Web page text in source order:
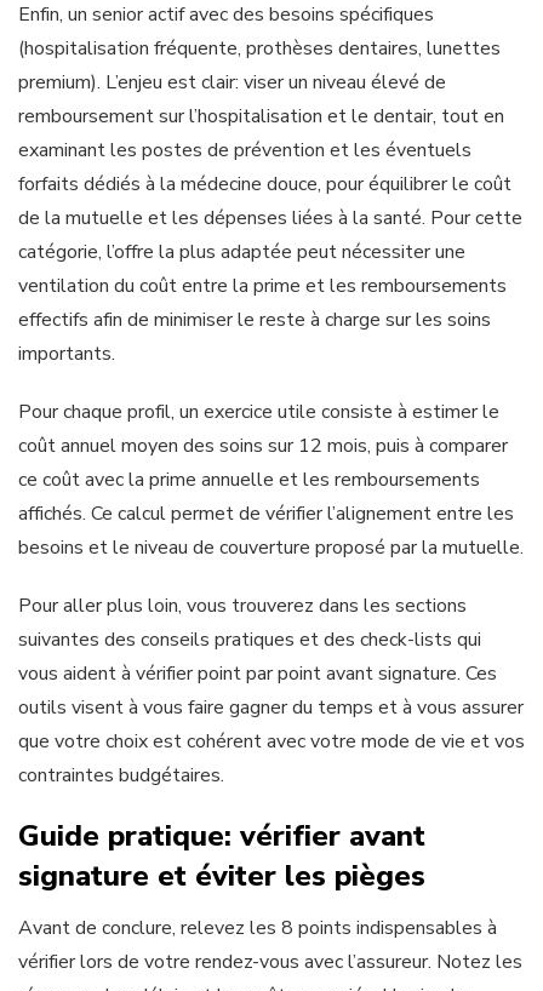
Enfin, un senior actif avec des besoins spécifiques
(hospitalisation fréquente, prothèses dentaires, lunettes
premium). L’enjeu est clair: viser un niveau élevé de
remboursement sur l’hospitalisation et le dentair, tout en
examinant les postes de prévention et les éventuels
forfaits dédiés à la médecine douce, pour équilibrer le coût
de la mutuelle et les dépenses liées à la santé. Pour cette
catégorie, l’offre la plus adaptée peut nécessiter une
ventilation du coût entre la prime et les remboursements
effectifs afin de minimiser le reste à charge sur les soins
importants.
Pour chaque profil, un exercice utile consiste à estimer le
coût annuel moyen des soins sur 12 mois, puis à comparer
ce coût avec la prime annuelle et les remboursements
affichés. Ce calcul permet de vérifier l’alignement entre les
besoins et le niveau de couverture proposé par la mutuelle.
Pour aller plus loin, vous trouverez dans les sections
suivantes des conseils pratiques et des check-lists qui
vous aident à vérifier point par point avant signature. Ces
outils visent à vous faire gagner du temps et à vous assurer
que votre choix est cohérent avec votre mode de vie et vos
contraintes budgétaires.
Guide pratique: vérifier avant
signature et éviter les pièges
Avant de conclure, relevez les 8 points indispensables à
vérifier lors de votre rendez-vous avec l’assureur. Notez les